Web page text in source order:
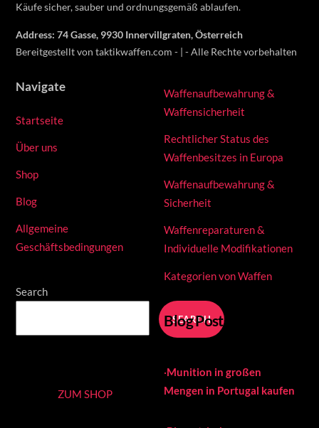
Käufe sicher, sauber und ordnungsgemäß ablaufen.
Address: 74 Gasse, 9930 Innervillgraten, Österreich
Bereitgestellt von taktikwaffen.com - | - Alle Rechte vorbehalten
Navigate
Startseite
Über uns
Shop
Blog
Allgemeine
Geschäftsbedingungen
Search
SEARCH
Waffenaufbewahrung &
Waffensicherheit
Rechtlicher Status des
Waffenbesitzes in Europa
Waffenaufbewahrung &
Sicherheit
Waffenreparaturen &
Individuelle Modifikationen
Kategorien von Waffen
Blog Posts
ZUM SHOP
·Munition in großen
Mengen in Portugal kaufen